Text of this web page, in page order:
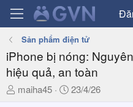
Sản phẩm điện tử
iPhone bị nóng:
hiệu quả, an toàn
T
maiha45
N
23/4/26